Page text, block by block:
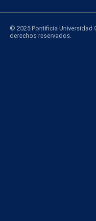
© 2025 Pontificia Universidad
derechos reservados.